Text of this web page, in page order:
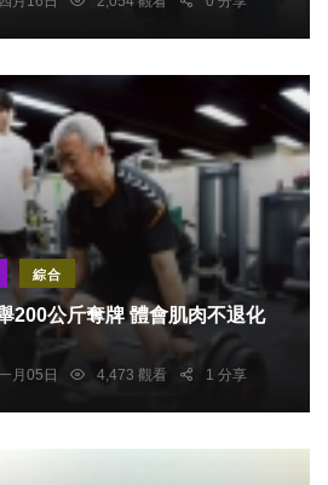
綜合
200公斤奪牌 體會肌肉不退化
月05日 4,473 觀看 1 分享